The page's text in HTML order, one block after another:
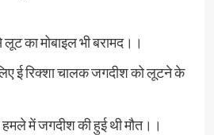
लूट का मोबाइल भी बरामद।।
ई रिक्शा चालक जगदीश को लूटने के
हमले में जगदीश की हुई थी मौत।।